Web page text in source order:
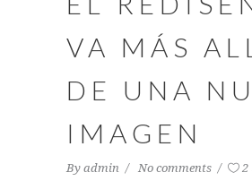
VA MÁS
DE UNA
IMAGEN
By admin No comments
2